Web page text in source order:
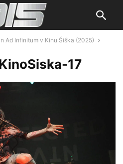
Ad Infinitum v Kinu Šiška (2025)
17